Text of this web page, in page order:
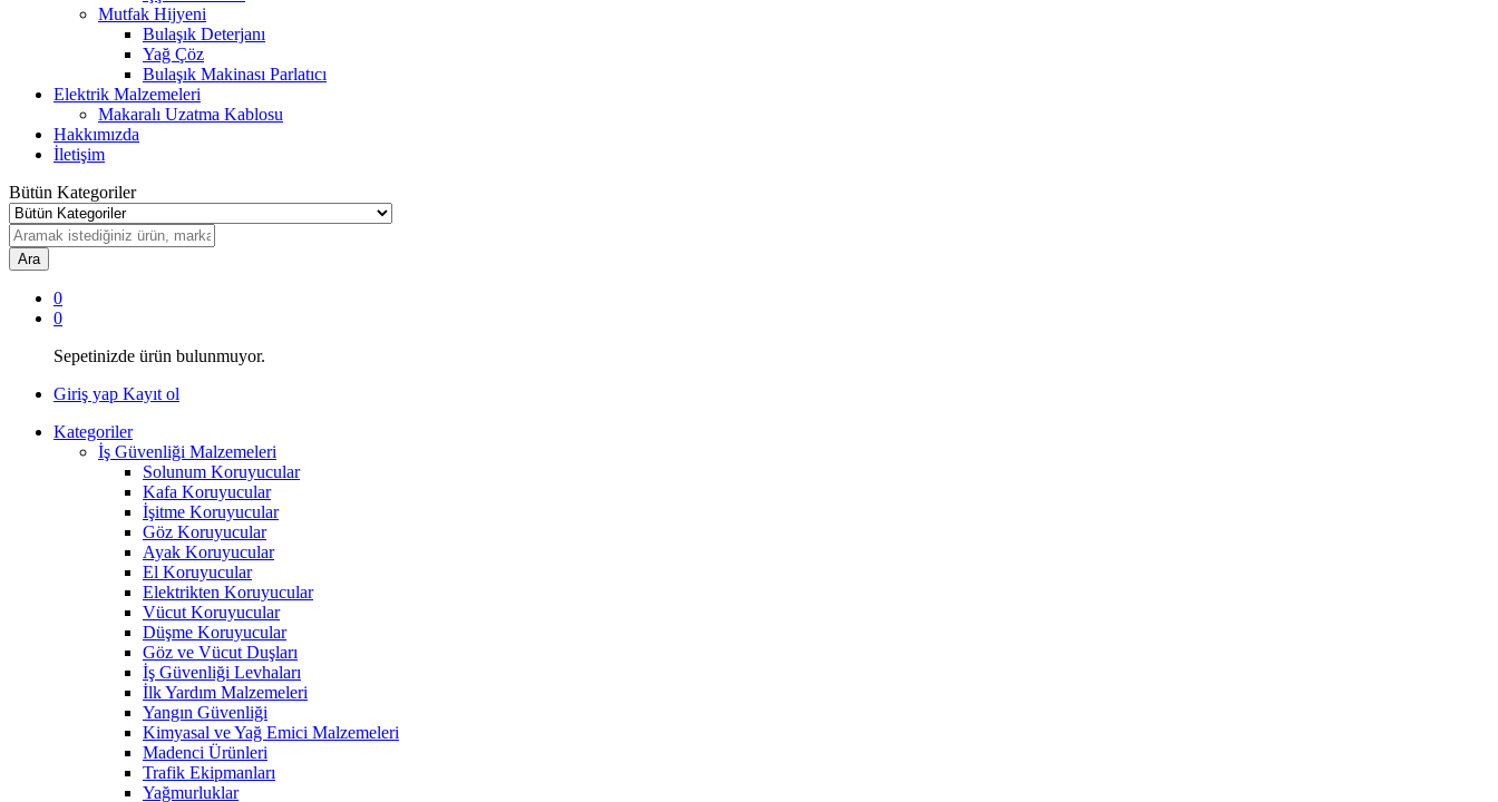
Mutfak Hijyeni
Bulaşık Deterjanı
Yağ Çöz
Bulaşık Makinası Parlatıcı
Elektrik Malzemeleri
Makaralı Uzatma Kablosu
Hakkımızda
İletişim
Bütün Kategoriler
Ara
0
0
Sepetinizde ürün bulunmuyor.
Giriş yap Kayıt ol
Kategoriler
İş Güvenliği Malzemeleri
Solunum Koruyucular
Kafa Koruyucular
İşitme Koruyucular
Göz Koruyucular
Ayak Koruyucular
El Koruyucular
Elektrikten Koruyucular
Vücut Koruyucular
Düşme Koruyucular
Göz ve Vücut Duşları
İş Güvenliği Levhaları
İlk Yardım Malzemeleri
Yangın Güvenliği
Kimyasal ve Yağ Emici Malzemeleri
Madenci Ürünleri
Trafik Ekipmanları
Yağmurluklar